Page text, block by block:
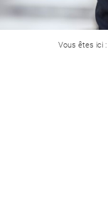
Vous êtes ici :